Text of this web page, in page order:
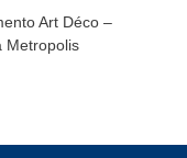
Art Déco –
Metropolis